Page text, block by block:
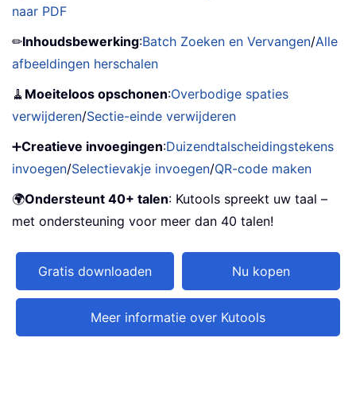
naar PDF
✏Inhoudsbewerking:Batch Zoeken en Vervangen/Alle
afbeeldingen herschalen
🧹 Moeiteloos opschonen:Overbodige spaties
verwijderen/Sectie-einde verwijderen
➕Creatieve invoegingen:Duizendtalscheidingstekens
invoegen/Selectievakje invoegen/QR-code maken
🌍Ondersteunt 40+ talen: Kutools spreekt uw taal –
met ondersteuning voor meer dan 40 talen!
Gratis downloaden Nu kopen
Meer informatie over Kutools